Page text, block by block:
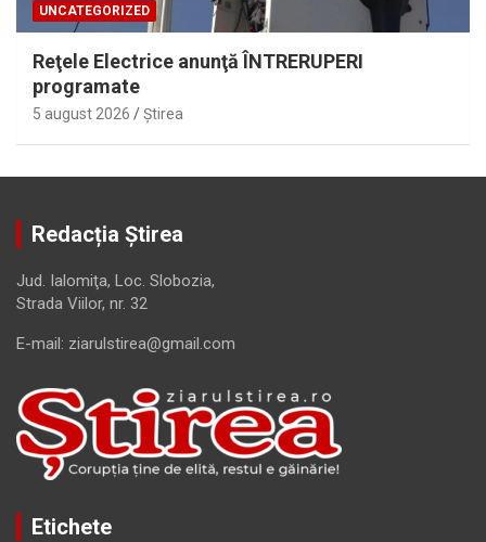
UNCATEGORIZED
Reţele Electrice anunţă ÎNTRERUPERI
programate
5 august 2026 Ştirea
Redacția Știrea
Jud. Ialomiţa, Loc. Slobozia,
Strada Viilor, nr. 32
E-mail: ziarulstirea@gmail.com
Etichete